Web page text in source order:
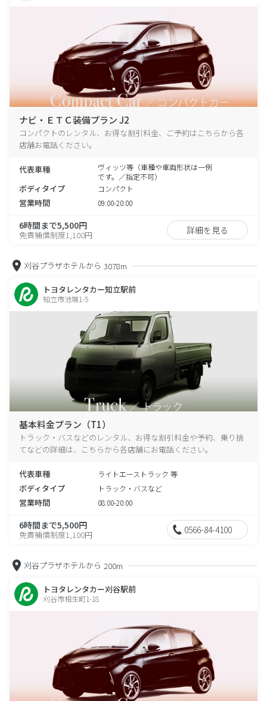
ナビ・ＥＴＣ装備プラン J2
コンパクトのレンタル、お得な割引料金、ご予約はこちらから各
店舗お電話ください。
代表車種
ヴィッツ等（車種や車両形状は一例
です。／指定不可）
ボディタイプ コンパクト
営業時間 09:00-20:00
6時間まで5,500円
免責補償制度1,100円 詳細を見る
刈谷プラザホテルから 3078m
トヨタレンタカー知立駅前
知立市池端1-5
基本料金プラン（T1）
トラック・バスなどのレンタル、お得な割引料金や予約、乗り捨
てなどの詳細は、こちらから各店舗にお電話ください。
代表車種 ライトエーストラック 等
ボディタイプ トラック・バスなど
営業時間 08:00-20:00
6時間まで5,500円
免責補償制度1,100円 0566-84-4100
刈谷プラザホテルから 200m
トヨタレンタカー刈谷駅前
刈谷市相生町1-18